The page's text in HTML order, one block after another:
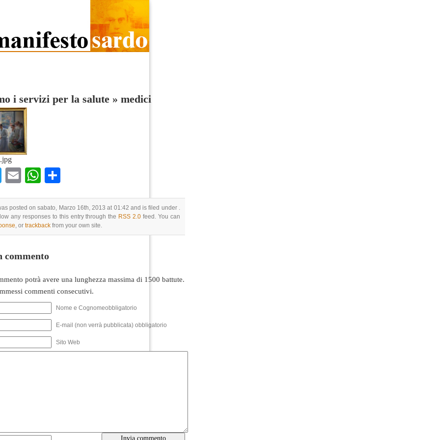
i servizi per la salute » medici
TwitterEmailWhatsApp
posted on sabato, Marzo 16th, 2013 at 01:42 and is filed under .
any responses to this entry through the RSS 2.0 feed. You can
, or trackback from your own site.
commento
potrà avere una lunghezza massima di 1500 battute.
commenti consecutivi.
Nome e Cognomeobbligatorio
E-mail (non verrà pubblicata) obbligatorio
Sito Web